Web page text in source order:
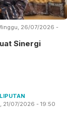
26/07/2026 -
Sinergi
LIPUTAN
21/07/2026 - 19:50